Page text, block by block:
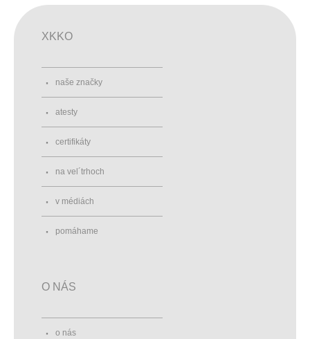
XKKO
naše značky
atesty
certifikáty
na vel´trhoch
v médiách
pomáhame
O NÁS
o nás